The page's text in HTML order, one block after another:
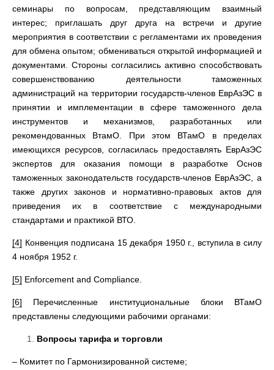
семинары по вопросам, представляющим взаимный
интерес; приглашать друг друга на встречи и другие
мероприятия в соответствии с регламентами их проведения
для обмена опытом; обмениваться открытой информацией и
документами. Стороны согласились активно способствовать
совершенствованию деятельности таможенных
администраций на территории государств-членов ЕврАзЭС в
принятии и имплементации в сфере таможенного дела
инструментов и механизмов, разработанных или
рекомендованных ВтамО. При этом ВТамО в пределах
имеющихся ресурсов, согласилась предоставлять ЕврАзЭС
экспертов для оказания помощи в разработке Основ
таможенных законодательств государств-членов ЕврАзЭС, а
также других законов и нормативно-правовых актов для
приведения их в соответствие с международными
стандартами и практикой ВТО.
[4] Конвенция подписана 15 декабря 1950 г., вступила в силу
4 ноября 1952 г.
[5] Enforcement and Compliance.
[6] Перечисленные институциональные блоки ВТамО
представлены следующими рабочими органами:
Вопросы тарифа и торговли
– Комитет по Гармонизированной системе;